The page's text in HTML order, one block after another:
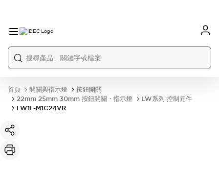
首頁 開關與指示燈
按鈕開關
22mm 25mm 30mm 按鈕開關・指示燈
LW系列 控制元件
LW1L-M1C24VR